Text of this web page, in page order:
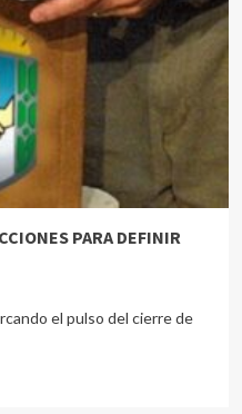
PARA DEFINIR
el pulso del cierre de